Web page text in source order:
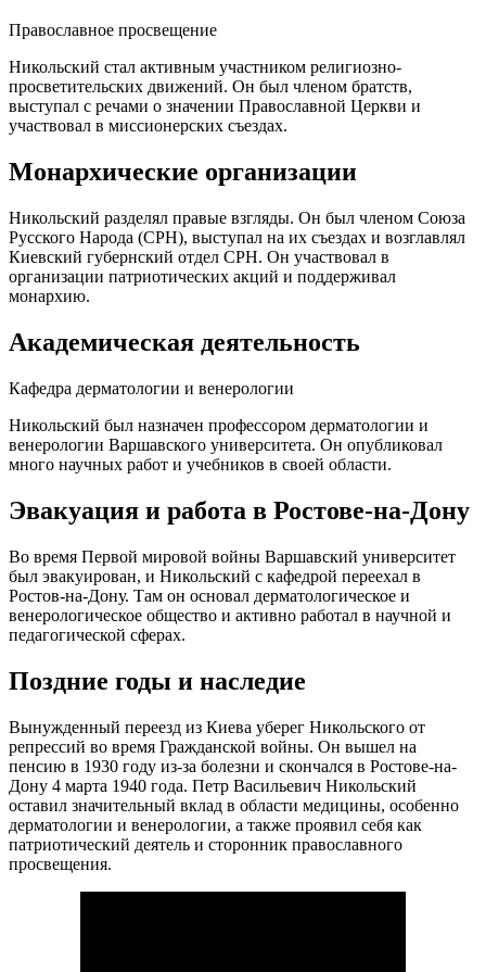
Православное просвещение
Никольский стал активным участником религиозно-
просветительских движений. Он был членом братств,
выступал с речами о значении Православной Церкви и
участвовал в миссионерских съездах.
Монархические организации
Никольский разделял правые взгляды. Он был членом Союза
Русского Народа (СРН), выступал на их съездах и возглавлял
Киевский губернский отдел СРН. Он участвовал в
организации патриотических акций и поддерживал
монархию.
Академическая деятельность
Кафедра дерматологии и венерологии
Никольский был назначен профессором дерматологии и
венерологии Варшавского университета. Он опубликовал
много научных работ и учебников в своей области.
Эвакуация и работа в Ростове-на-Дону
Во время Первой мировой войны Варшавский университет
был эвакуирован, и Никольский с кафедрой переехал в
Ростов-на-Дону. Там он основал дерматологическое и
венерологическое общество и активно работал в научной и
педагогической сферах.
Поздние годы и наследие
Вынужденный переезд из Киева уберег Никольского от
репрессий во время Гражданской войны. Он вышел на
пенсию в 1930 году из-за болезни и скончался в Ростове-на-
Дону 4 марта 1940 года. Петр Васильевич Никольский
оставил значительный вклад в области медицины, особенно
дерматологии и венерологии, а также проявил себя как
патриотический деятель и сторонник православного
просвещения.